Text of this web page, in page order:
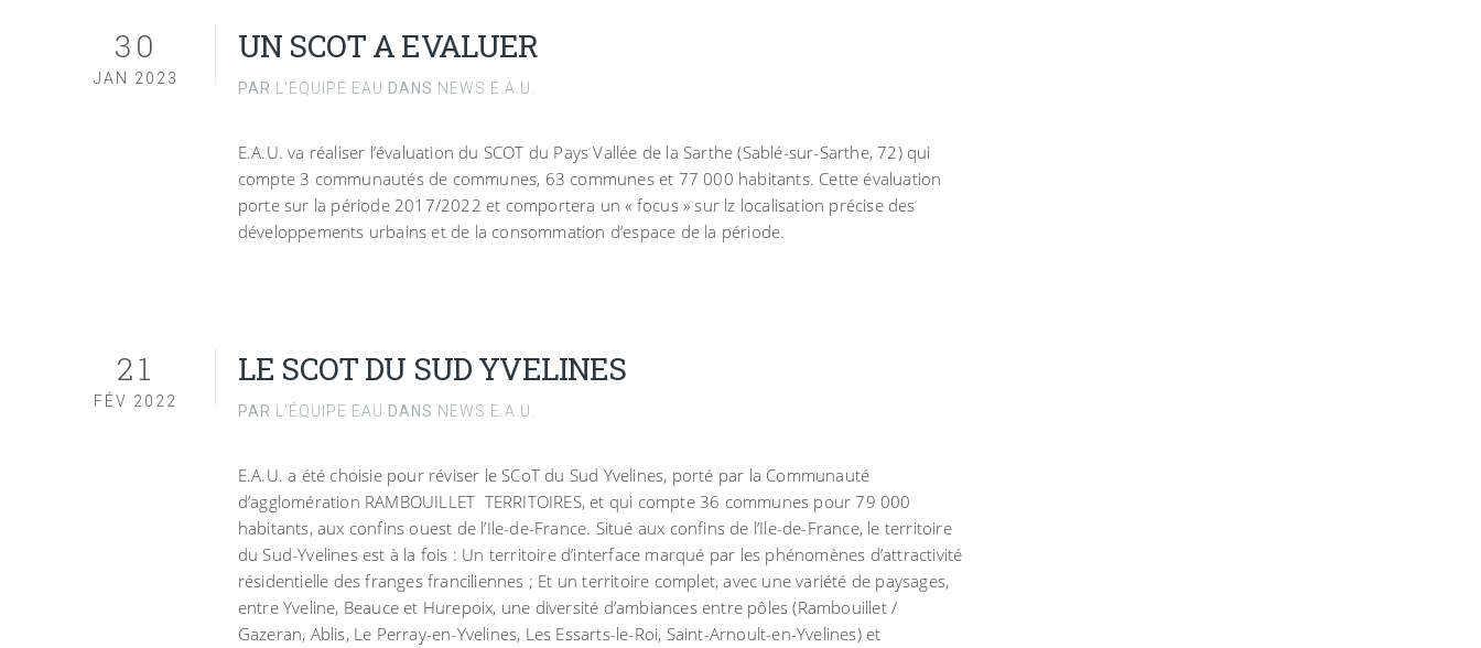
30
JAN 2023
UN SCOT A EVALUER
PAR L'ÉQUIPE EAU DANS NEWS E.A.U.
E.A.U. va réaliser l’évaluation du SCOT du Pays Vallée de la Sarthe (Sablé-sur-Sarthe, 72) qui
compte 3 communautés de communes, 63 communes et 77 000 habitants. Cette évaluation
porte sur la période 2017/2022 et comportera un « focus » sur lz localisation précise des
développements urbains et de la consommation d’espace de la période.
21
FÉV 2022
LE SCOT DU SUD YVELINES
PAR L'ÉQUIPE EAU DANS NEWS E.A.U.
E.A.U. a été choisie pour réviser le SCoT du Sud Yvelines, porté par la Communauté
d’agglomération RAMBOUILLET TERRITOIRES, et qui compte 36 communes pour 79 000
habitants, aux confins ouest de l’Ile-de-France. Situé aux confins de l’Ile-de-France, le territoire
du Sud-Yvelines est à la fois : Un territoire d’interface marqué par les phénomènes d’attractivité
résidentielle des franges franciliennes ; Et un territoire complet, avec une variété de paysages,
entre Yveline, Beauce et Hurepoix, une diversité d’ambiances entre pôles (Rambouillet /
Gazeran, Ablis, Le Perray-en-Yvelines, Les Essarts-le-Roi, Saint-Arnoult-en-Yvelines) et